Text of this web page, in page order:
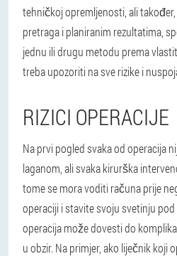
tehničkoj opremljenosti, ali
pretraga i planiranim rezultatima,
jednu ili drugu metodu prema
treba upozoriti na sve rizike i
RIZICI OPERACIJE
Na prvi pogled svaka od operacija
laganom, ali svaka kirurška
tome se mora voditi računa prije
operaciji i stavite svoju svetinju
operacija može dovesti do
u obzir. Na primjer, ako liječnik koji